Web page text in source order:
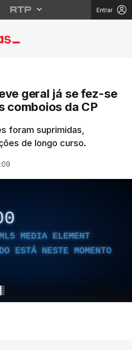
Entrar
greve
geral já se fez-se
comboios da CP
foram suprimidas,
de longo curso.
MEDIA ELEMENT
ESTÁ NESTE MOMENTO